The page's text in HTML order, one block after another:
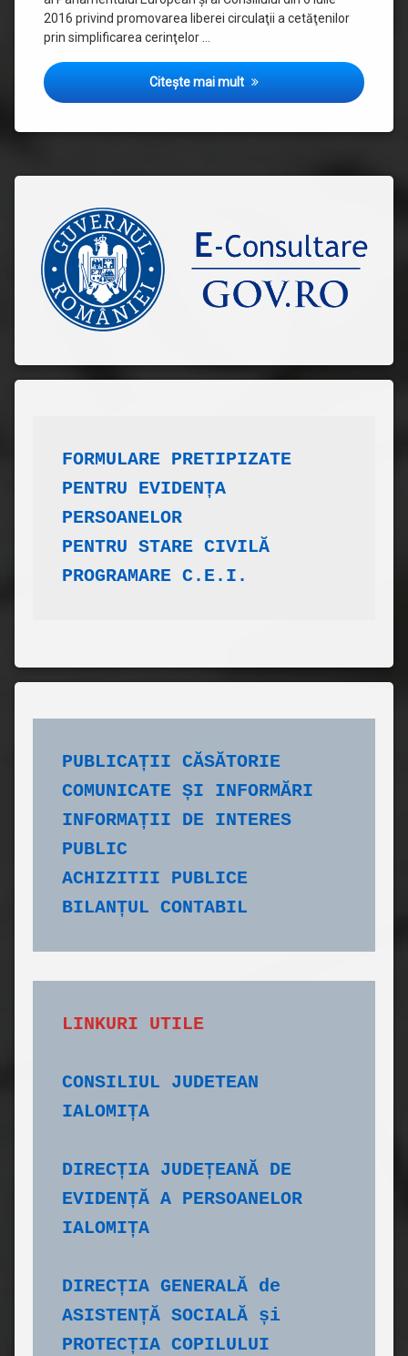
2016 privind promovarea liberei circulaţii a cetăţenilor
prin simplificarea cerinţelor …
Citește mai mult
FORMULARE PRETIPIZATE
​PENTRU EVIDENȚA
PERSOANELOR
PENTRU STARE CIVILĂ
PROGRAMARE C.E.I.
PUBLICAȚII CĂSĂTORIE
COMUNICATE ȘI INFORMĂRI
INFORMAȚII DE INTERES
PUBLIC
ACHIZITII PUBLICE
BILANȚUL CONTABIL
CONSILIUL JUDETEAN
IALOMIȚA
DIRECȚIA JUDEȚEANĂ DE
EVIDENȚĂ A PERSOANELOR
IALOMIȚA
DIRECȚIA GENERALĂ de
ASISTENȚĂ SOCIALĂ și
PROTECȚIA COPILULUI